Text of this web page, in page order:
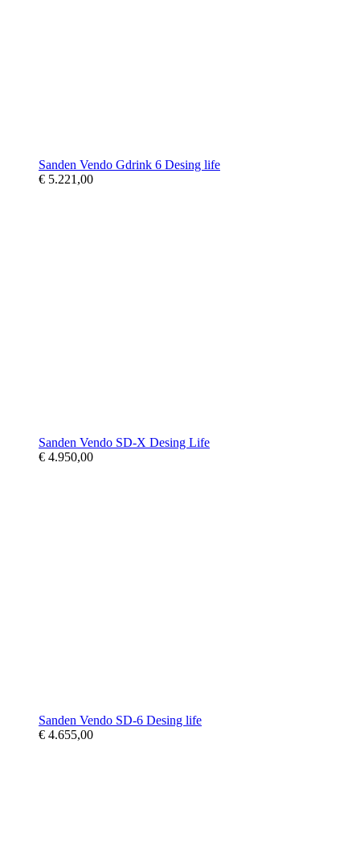
Sanden Vendo Gdrink 6 Desing life
€ 5.221,00
Sanden Vendo SD-X Desing Life
€ 4.950,00
Sanden Vendo SD-6 Desing life
€ 4.655,00